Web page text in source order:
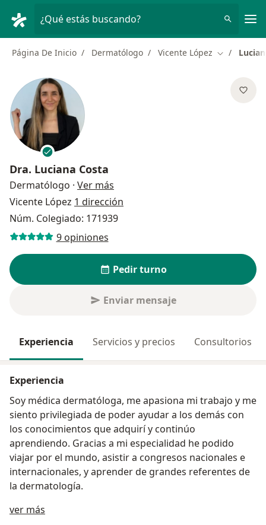
¿Qué estás buscando?
Página De Inicio Dermatólogo Vicente López Cambiar de
Dra. Luciana Costa
Dermatólogo · Ver más
Vicente López 1 dirección
Núm. Colegiado: 171939
9 opiniones
Pedir turno
Enviar mensaje
Experiencia Servicios y precios Consultorios
Experiencia
Soy médica dermatóloga, me apasiona mi trabajo y me
siento privilegiada de poder ayudar a los demás con
los conocimientos que adquirí y continúo
aprendiendo. Gracias a mi especialidad he podido
viajar por el mundo, asistir a congresos nacionales e
internacionales, y aprender de grandes referentes de
la dermatología.
ver más